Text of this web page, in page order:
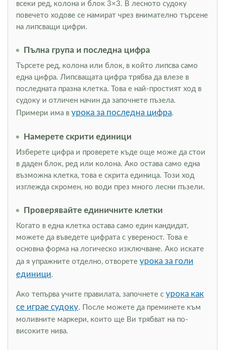
всеки ред, колона и блок 3×3. В лесното судоку
повечето ходове се намират чрез внимателно търсене
на липсващи цифри.
Пълна група и последна цифра
Търсете ред, колона или блок, в който липсва само
една цифра. Липсващата цифра трябва да влезе в
последната празна клетка. Това е най-простият ход в
судоку и отличен начин да започнете пъзела.
Примери има в урока за последна цифра.
Намерете скрити единици
Изберете цифра и проверете къде още може да стои
в даден блок, ред или колона. Ако остава само една
възможна клетка, това е скрита единица. Този ход
изглежда скромен, но води през много лесни пъзели.
Проверявайте единичните клетки
Когато в една клетка остава само един кандидат,
можете да въведете цифрата с увереност. Това е
основна форма на логическо изключване. Ако искате
да я упражните отделно, отворете урока за голи
единици.
Ако тепърва учите правилата, започнете с урока как
се играе судоку. После можете да преминете към
моливните маркери, които ще Ви трябват на по-
високите нива.